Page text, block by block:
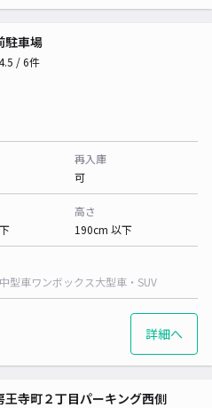
駐車場
/ 6件
再入庫
可
高さ
190cm 以下
中型車ワンボックス大型車・SUV
詳細へ
王寺町２丁目パーキング西側